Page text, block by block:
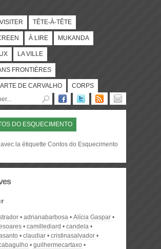
TÊTE-À-TÊTE
À LIRE MUKANDA
LA VILLE
FRONTIÈRES
DE CARVALHO CORPS
DO ESQUECIMENTO
la étiquette Contos do Esquecimento
adrianabarbosa
Alícia Gaspar
camillediard
candela
claudiar
cristinasalvador
guilhermecartaxo